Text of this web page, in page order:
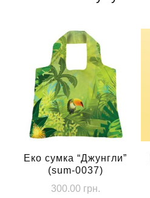
Еко сумка “Джунгли”
(sum-0037)
300.00 грн.